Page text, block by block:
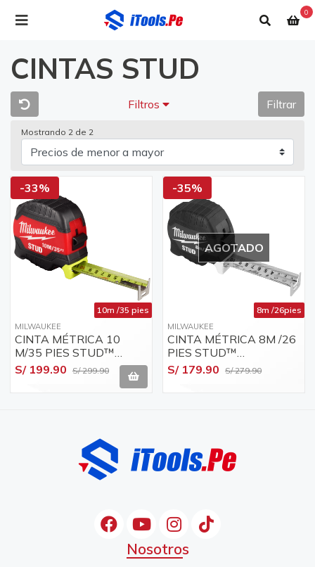
0
CINTAS STUD
Filtros Filtrar
Mostrando 2 de 2
-33%
10m /35 pies
MILWAUKEE
CINTA MÉTRICA 10
M/35 PIES STUD™
MILWAUKEE / 48-22-
1436
S/ 199.90 S/ 299.90
-35%
AGOTADO
8m /26pies
MILWAUKEE
CINTA MÉTRICA 8M /26
PIES STUD™
MILWAUKEE / 48-22-
1426
S/ 179.90 S/ 279.90
Nosotros